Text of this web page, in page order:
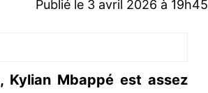
Publié le 3 avril 2026 à 19h45
Kylian Mbappé est assez